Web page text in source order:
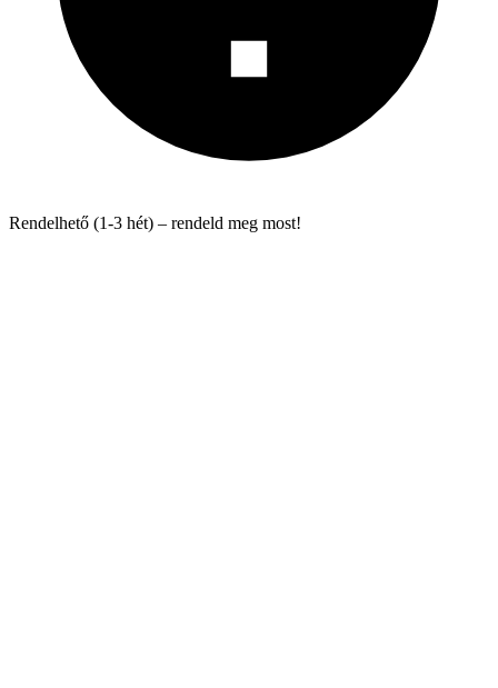
Rendelhető (1-3 hét) – rendeld meg most!